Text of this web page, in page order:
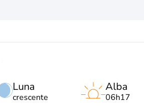
Luna
crescente
Alba
06h17